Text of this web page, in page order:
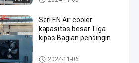
Seri EN Air cooler
kapasitas besar Tiga
kipas Bagian pendingin
evaporator ruang pendingin
2024-11-06